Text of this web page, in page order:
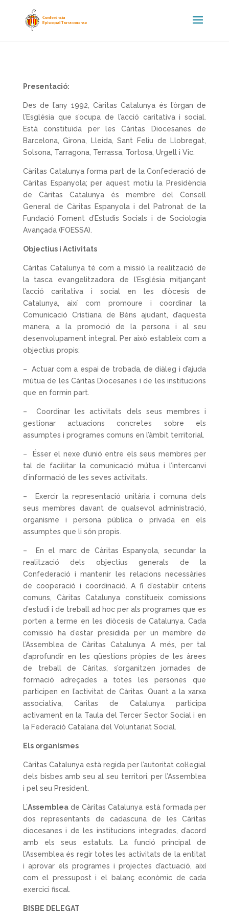
Presentació:
Des de l’any 1992, Càritas Catalunya és l’òrgan de
l’Església que s’ocupa de l’acció caritativa i social.
Està constituïda per les Càritas Diocesanes de
Barcelona, Girona, Lleida, Sant Feliu de Llobregat,
Solsona, Tarragona, Terrassa, Tortosa, Urgell i Vic.
Càritas Catalunya forma part de la Confederació de
Càritas Espanyola; per aquest motiu la Presidència
de Càritas Catalunya és membre del Consell
General de Càritas Espanyola i del Patronat de la
Fundació Foment d’Estudis Socials i de Sociologia
Avançada (FOESSA).
Objectius i Activitats
Càritas Catalunya té com a missió la realització de
la tasca evangelitzadora de l’Església mitjançant
l’acció caritativa i social en les diòcesis de
Catalunya, així com promoure i coordinar la
Comunicació Cristiana de Béns ajudant, d’aquesta
manera, a la promoció de la persona i al seu
desenvolupament integral. Per això estableix com a
objectius propis:
– Actuar com a espai de trobada, de diàleg i d’ajuda
mútua de les Càritas Diocesanes i de les institucions
que en formin part.
– Coordinar les activitats dels seus membres i
gestionar actuacions concretes sobre els
assumptes i programes comuns en l’àmbit territorial.
– Ésser el nexe d’unió entre els seus membres per
tal de facilitar la comunicació mútua i l’intercanvi
d’informació de les seves activitats.
– Exercir la representació unitària i comuna dels
seus membres davant de qualsevol administració,
organisme i persona pública o privada en els
assumptes que li són propis.
– En el marc de Càritas Espanyola, secundar la
realització dels objectius generals de la
Confederació i mantenir les relacions necessàries
de cooperació i coordinació. A fi d’establir criteris
comuns, Càritas Catalunya constitueix comissions
d’estudi i de treball ad hoc per als programes que es
porten a terme en les diòcesis de Catalunya. Cada
comissió ha d’estar presidida per un membre de
l’Assemblea de Càritas Catalunya. A més, per tal
d’aprofundir en les qüestions pròpies de les àrees
de treball de Càritas, s’organitzen jornades de
formació adreçades a totes les persones que
participen en l’activitat de Càritas. Quant a la xarxa
associativa, Càritas de Catalunya participa
activament en la Taula del Tercer Sector Social i en
la Federació Catalana del Voluntariat Social.
Els organismes
Càritas Catalunya està regida per l’autoritat col·legial
dels bisbes amb seu al seu territori, per l’Assemblea
i pel seu President.
L’Assembleade Càritas Catalunya està formada per
dos representants de cadascuna de les Càritas
diocesanes i de les institucions integrades, d’acord
amb els seus estatuts. La funció principal de
l’Assemblea és regir totes les activitats de la entitat
i aprovar els programes i projectes d’actuació, així
com el pressupost i el balanç econòmic de cada
exercici fiscal.
BISBE DELEGAT